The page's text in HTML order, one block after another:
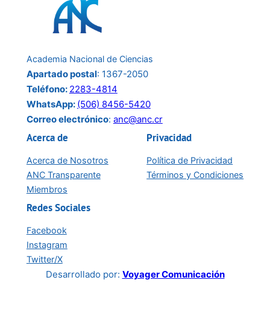
Academia Nacional de Ciencias
Apartado postal: 1367-2050
Teléfono: 2283-4814
WhatsApp: (506) 8456-5420
Correo electrónico: anc@anc.cr
Acerca de
Acerca de Nosotros
ANC Transparente
Miembros
Privacidad
Política de Privacidad
Términos y Condiciones
Redes Sociales
Facebook
Instagram
Twitter/X
Desarrollado por: Voyager Comunicación